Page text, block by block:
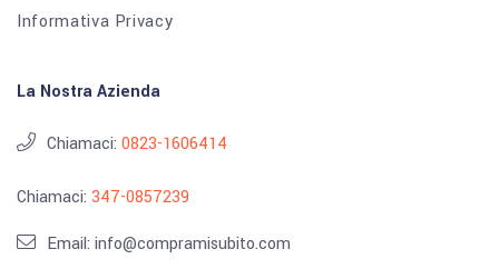
Informativa Privacy
La Nostra Azienda
Chiamaci: 0823-1606414
Chiamaci: 347-0857239
Email: info@compramisubito.com